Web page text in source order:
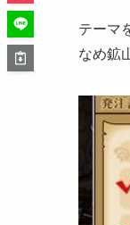
テーマ
なめ鉱